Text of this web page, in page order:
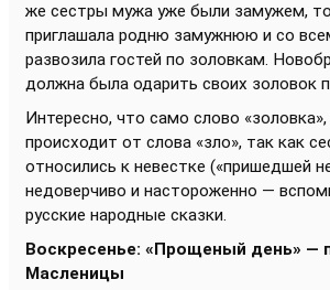
же сестры мужа уже были замужем,
приглашала родню замужнюю и со
развозила гостей по золовкам.
должна была одарить своих золовок
Интересно, что само слово
происходит от слова «зло», так как
относились к невестке («пришедшей
недоверчиво и настороженно —
русские народные сказки.
Воскресенье: «Прощеный день» —
Масленицы